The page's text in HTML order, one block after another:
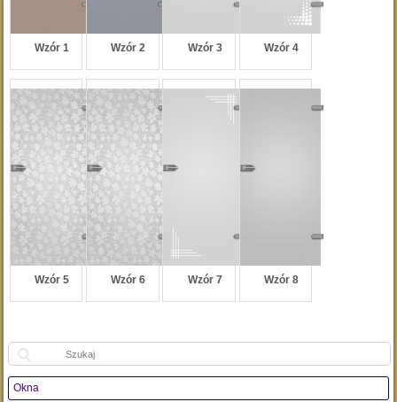
Wzór 1 Wzór 2 Wzór 3 Wzór 4
Wzór 5 Wzór 6 Wzór 7 Wzór 8
Okna